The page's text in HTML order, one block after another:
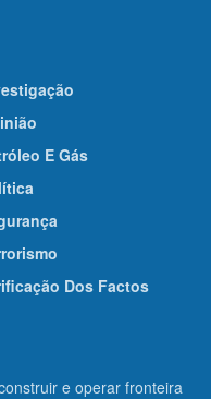
E Gás
Dos Factos
e operar fronteira